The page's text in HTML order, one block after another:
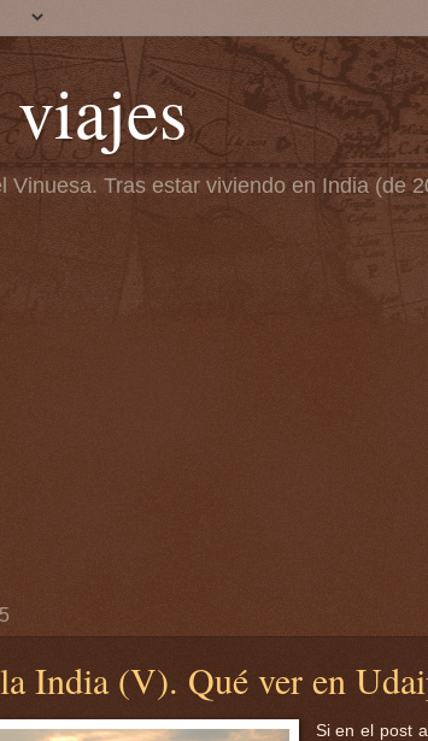
Vinuesa. Tras estar viviendo en India (de
India (V). Qué ver en
Si en el post